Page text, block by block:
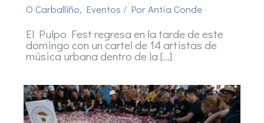
O Carballiño, Eventos / PorAntía Conde
El Pulpo Fest regresa en la tarde de este
domingo con un cartel de 14 artistas de
música urbana dentro de la […]